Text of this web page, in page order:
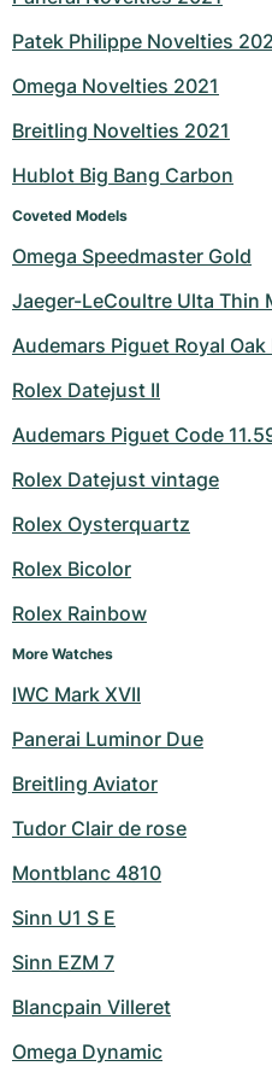
Milgauss
Oyster Perpetual
Yacht-Master
Sea-Dweller
Sky-Dweller
Dameshorloges
Ronde
Rotonde
Tortue
Baignoire
Roadster
Gebruikte horloges
Professional
Bentley
Transocean
Chronospace
Super Avenger
Montbrillant
Gebruikte horloges
Formula 1
Grand Carrera
Gebruikte horloges
Portofino
Portugieser
Da Vinci
Spitfire
GST
Gebruikte horloges
Spirit of Big Bang
King Power
Gebruikte horloges
Patek Philippe Novelties
Omega Novelties 2021
Breitling Novelties 2021
Hublot Big Bang Carbon
Coveted Models
Omega Speedmaster Gold
Jaeger-LeCoultre Ulta Thin
Audemars Piguet Royal Oak
Rolex Datejust II
Audemars Piguet Code
Rolex Datejust vintage
Rolex Oysterquartz
Rolex Bicolor
Rolex Rainbow
More Watches
IWC Mark XVII
Panerai Luminor Due
Breitling Aviator
Tudor Clair de rose
Montblanc 4810
Sinn U1 S E
Sinn EZM 7
Blancpain Villeret
Omega Dynamic